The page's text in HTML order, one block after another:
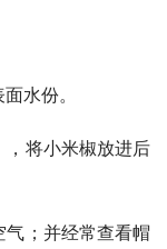
水份。
将小米椒放进后
；并经常查看帽